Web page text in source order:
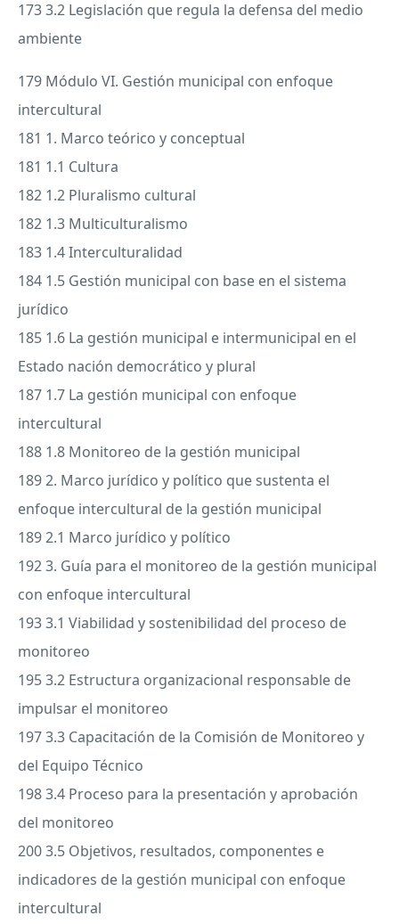
173 3.2 Legislación que regula la defensa del medio
ambiente
179 Módulo VI. Gestión municipal con enfoque
intercultural
181 1. Marco teórico y conceptual
181 1.1 Cultura
182 1.2 Pluralismo cultural
182 1.3 Multiculturalismo
183 1.4 Interculturalidad
184 1.5 Gestión municipal con base en el sistema
jurídico
185 1.6 La gestión municipal e intermunicipal en el
Estado nación democrático y plural
187 1.7 La gestión municipal con enfoque
intercultural
188 1.8 Monitoreo de la gestión municipal
189 2. Marco jurídico y político que sustenta el
enfoque intercultural de la gestión municipal
189 2.1 Marco jurídico y político
192 3. Guía para el monitoreo de la gestión municipal
con enfoque intercultural
193 3.1 Viabilidad y sostenibilidad del proceso de
monitoreo
195 3.2 Estructura organizacional responsable de
impulsar el monitoreo
197 3.3 Capacitación de la Comisión de Monitoreo y
del Equipo Técnico
198 3.4 Proceso para la presentación y aprobación
del monitoreo
200 3.5 Objetivos, resultados, componentes e
indicadores de la gestión municipal con enfoque
intercultural